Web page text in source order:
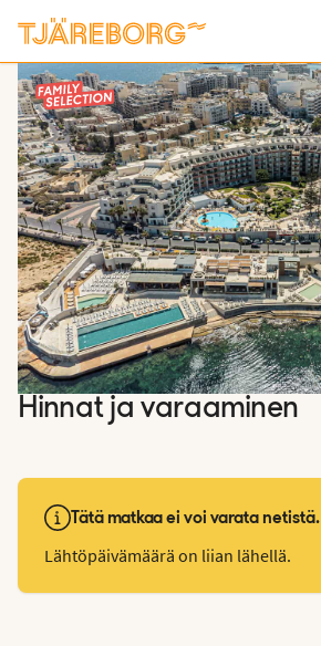
Näytä kuvia
Hinnat ja varaaminen
Tätä matkaa ei voi varata netistä.
Lähtöpäivämäärä on liian lähellä.